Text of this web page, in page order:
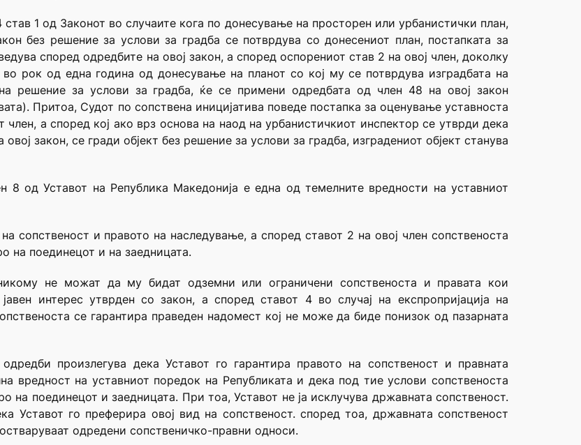
1 од Законот во случаите кога по донесување на просторен или урбанистички план,
без решение за услови за градба се потврдува со донесениот план, постапката за
според одредбите на овој закон, а според оспорениот став 2 на овој член, доколку
во рок од една година од донесување на планот со кој му се потврдува изградбата на
решение за услови за градба, ќе се примени одредбата од член 48 на овој закон
Притоа, Судот по сопствена иницијатива поведе постапка за оценување уставноста
а според кој ако врз основа на наод на урбанистичкиот инспектор се утврди дека
закон, се гради објект без решение за услови за градба, изградениот објект станува
8 од Уставот на Република Македонија е една од темелните вредности на уставниот
сопственост и правото на наследување, а според ставот 2 на овој член сопственоста
на поединецот и на заедницата.
не можат да му бидат одземни или ограничени сопственоста и правата кои
интерес утврден со закон, а според ставот 4 во случај на експропријација на
се гарантира праведен надомест кој не може да биде понизок од пазарната
произлегува дека Уставот го гарантира правото на сопственост и правната
вредност на уставниот поредок на Републиката и дека под тие услови сопственоста
на поединецот и заедницата. При тоа, Уставот не ја исклучува државната сопственост.
Уставот го преферира овој вид на сопственост. според тоа, државната сопственост
одредени сопственичко-правни односи.